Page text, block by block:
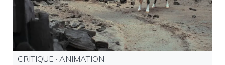
CRITIQUE · ANIMATION